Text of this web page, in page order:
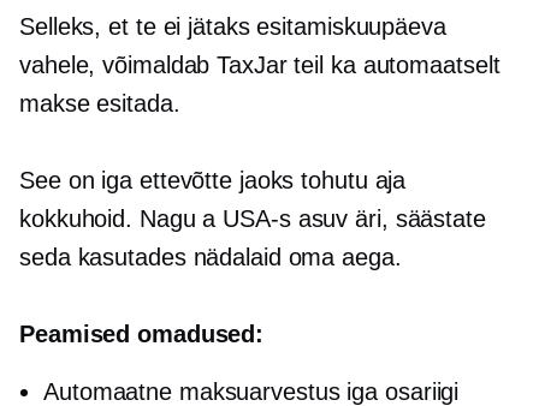
Selleks, et te ei jätaks esitamiskuupäeva
vahele, võimaldab TaxJar teil ka automaatselt
makse esitada.
See on iga ettevõtte jaoks tohutu aja
kokkuhoid. Nagu a USA-s asuv äri, säästate
seda kasutades nädalaid oma aega.
Peamised omadused:
Automaatne maksuarvestus iga osariigi